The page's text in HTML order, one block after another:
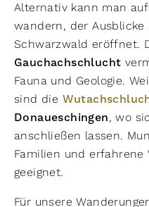
Alternativ kann man
wandern, der Ausblicke
Schwarzwald eröffnet.
Gauchachschlucht
Fauna und Geologie.
sind die
Donaueschingen, wo
anschließen lassen.
Familien und erfahrene
geeignet.
Für unsere